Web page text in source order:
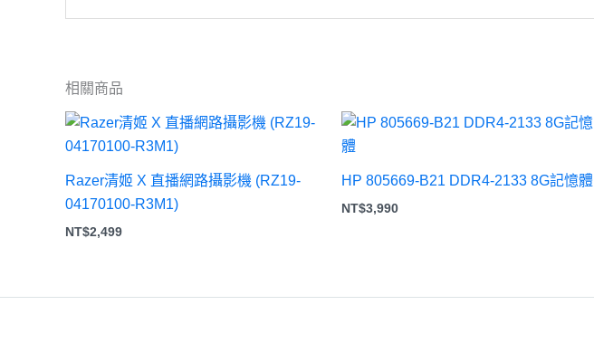
相關商品
Razer清姬 X 直播網路攝影機 (RZ19-
04170100-R3M1)
NT$2,499
HP 805669-B21 DDR4-2133 8G記憶體
NT$3,990